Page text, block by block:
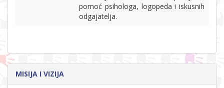
pomoć psihologa, logopeda i iskusnih
odgajatelja.
MISIJA I VIZIJA